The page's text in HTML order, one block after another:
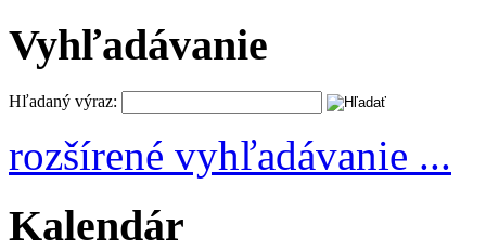
Vyhľadávanie
Hľadaný výraz:
rozšírené vyhľadávanie ...
Kalendár